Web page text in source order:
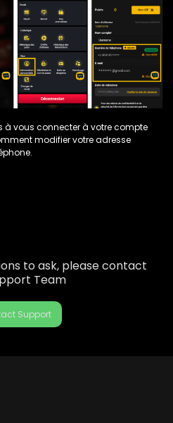
à vous connecter à votre compte
modifier votre adresse
to ask, please contact
Team
Support